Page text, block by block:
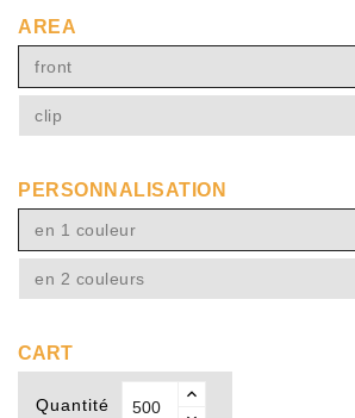
AREA
front
clip
PERSONNALISATION
en 1 couleur
en 2 couleurs
CART
Quantité